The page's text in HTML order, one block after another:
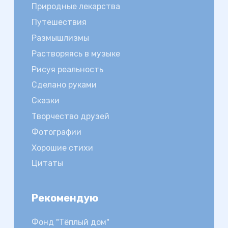
Природные лекарства
Путешествия
Размышлизмы
Растворяясь в музыке
Рисуя реальность
Сделано руками
Сказки
Творчество друзей
Фотографии
Хорошие стихи
Цитаты
Рекомендую
Фонд "Тёплый дом"